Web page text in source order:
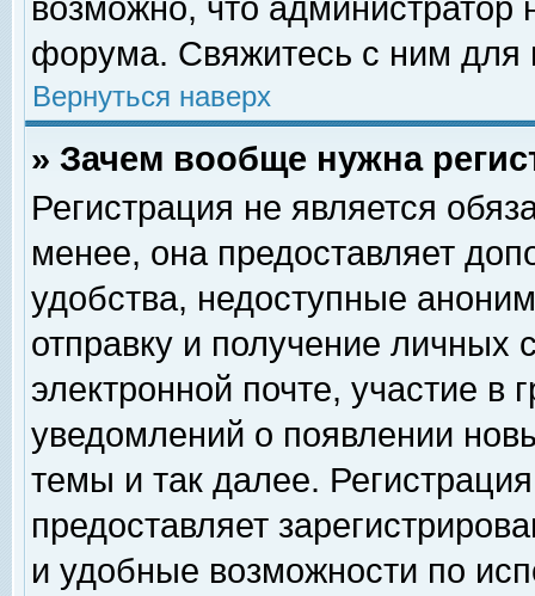
возможно, что
форума. Свяжитесь с ним для
Вернуться наверх
» Зачем вообще нужна
Регистрация не является
менее, она предоставляет
удобства, недоступные
отправку и получение личных
электронной почте, участие в
уведомлений о появлении
темы и так далее.
предоставляет
и удобные возможности по